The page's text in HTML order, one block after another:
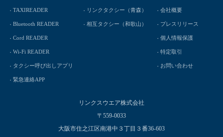
TAXIREADER
Bluetooth READER
Cord READER
Wi-Fi READER
タクシー呼び出しアプリ
緊急連絡APP
リンクタクシー（青森）
相互タクシー（和歌山）
会社概要
プレスリリース
個人情報保護
特定取引
お問い合わせ
リンクスウエア株式会社
〒559-0033
大阪市住之江区南港中３丁目３番36-603